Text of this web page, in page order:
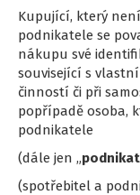
Kupující, který
podnikatele se
nákupu své
související s
činností či při
popřípadě osoba,
podnikatele
(dále jen „
(spotřebitel a